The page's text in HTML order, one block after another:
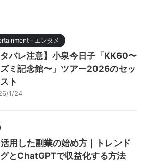
- エンタメ
タバレ注意】小泉今日子「KK60〜
ミ記念館〜」ツアー2026のセッ
ト
1/24
用した副業の始め方｜トレンド
とChatGPTで収益化する方法